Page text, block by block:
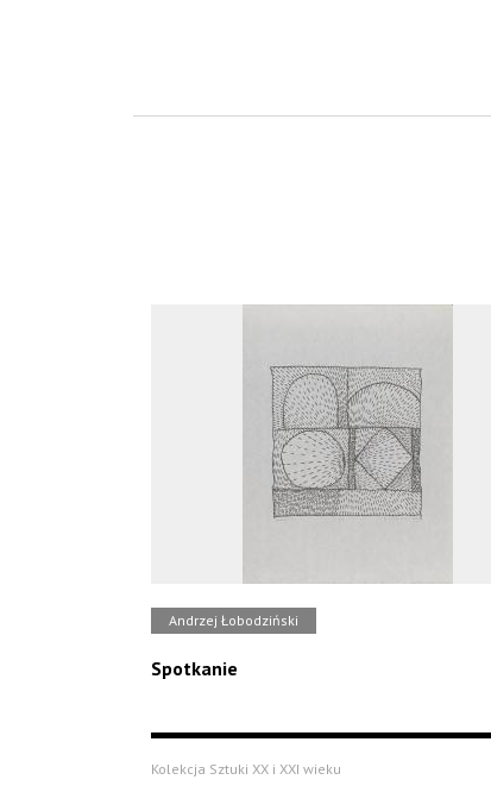
Andrzej Łobodziński
Spotkanie
Kolekcja Sztuki XX i XXI wieku